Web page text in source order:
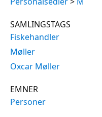
SAMLINGSTAGS
Fiskehandler
Møller
Oxcar Møller
EMNER
Personer